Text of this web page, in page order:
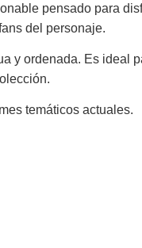
pensado para
del personaje.
y ordenada. Es ideal
temáticos actuales.